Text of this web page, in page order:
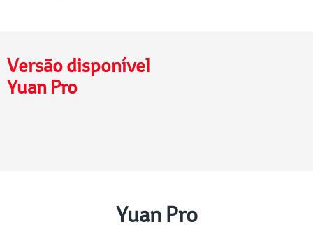
Versão disponível
Yuan Pro
Yuan Pro